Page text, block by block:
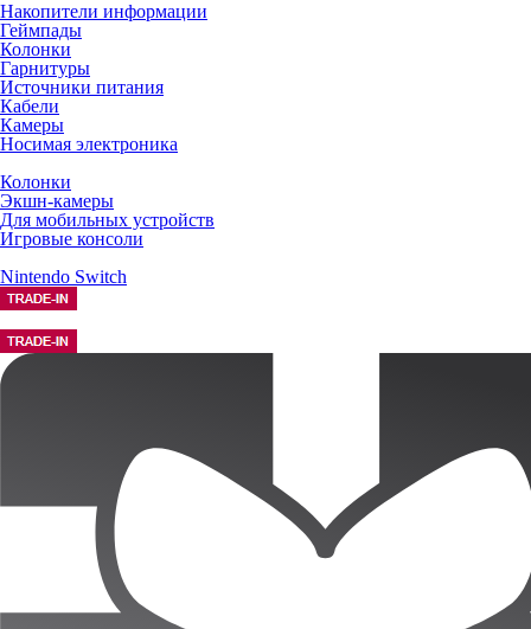
Накопители информации
Геймпады
Колонки
Гарнитуры
Источники питания
Кабели
Камеры
Носимая электроника
Колонки
Экшн-камеры
Для мобильных устройств
Игровые консоли
Nintendo Switch